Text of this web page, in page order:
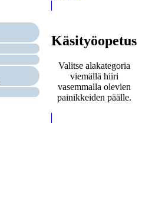
Käsityöopetus
Valitse alakategoria
viemällä hiiri
vasemmalla olevien
painikkeiden päälle.